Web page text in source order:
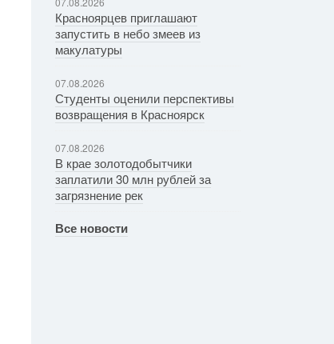
Красноярцев приглашают
запустить в небо змеев из
макулатуры
07.08.2026
Студенты оценили перспективы
возвращения в Красноярск
07.08.2026
В крае золотодобытчики
заплатили 30 млн рублей за
загрязнение рек
Все новости